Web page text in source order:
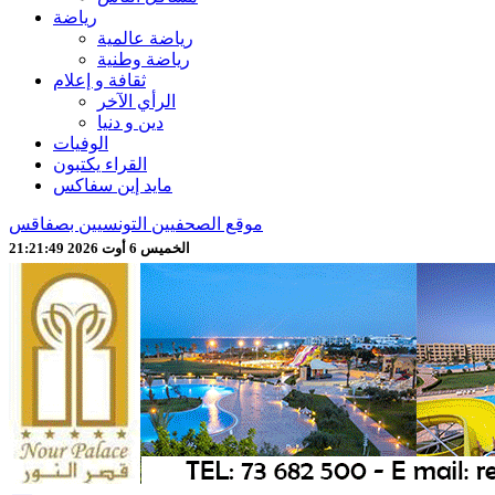
رياضة
رياضة عالمية
رياضة وطنية
ثقافة و إعلام
الرأي الآخر
دين و دنيا
الوفيات
القراء يكتبون
مايد إين سفاكس
موقع الصحفيين التونسيين بصفاقس
الخميس 6 أوت 2026 21:21:51